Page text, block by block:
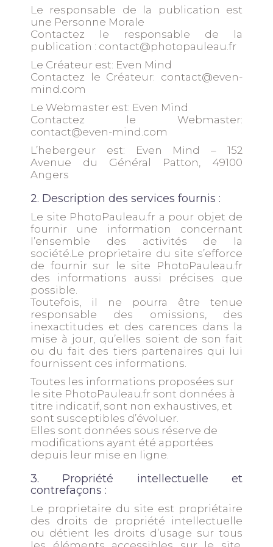
Le responsable de la publication est
une Personne Morale
Contactez le responsable de la
publication : contact@photopauleau.fr
Le Créateur est: Even Mind
Contactez le Créateur: contact@even-
mind.com
Le Webmaster est: Even Mind
Contactez le Webmaster:
contact@even-mind.com
L’hebergeur est:
Even Mind
– 152
Avenue du Général Patton, 49100
Angers
2. Description des services fournis :
Le site PhotoPauleau.fr a pour objet de
fournir une information concernant
l’ensemble des activités de la
société.Le proprietaire du site s’efforce
de fournir sur le site PhotoPauleau.fr
des informations aussi précises que
possible.
Toutefois, il ne pourra être tenue
responsable des omissions, des
inexactitudes et des carences dans la
mise à jour, qu’elles soient de son fait
ou du fait des tiers partenaires qui lui
fournissent ces informations.
Toutes les informations proposées sur
le site PhotoPauleau.fr sont données à
titre indicatif, sont non exhaustives, et
sont susceptibles d’évoluer.
Elles sont données sous réserve de
modifications ayant été apportées
depuis leur mise en ligne.
3. Propriété intellectuelle et
contrefaçons :
Le proprietaire du site est propriétaire
des droits de propriété intellectuelle
ou détient les droits d’usage sur tous